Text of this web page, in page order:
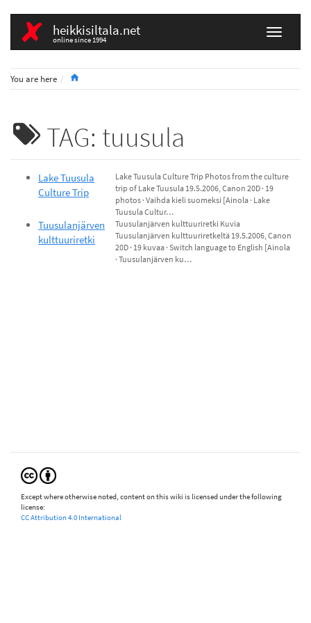
heikkisiltala.net
online since 1994
You are here
TAG: tuusula
Lake Tuusula
Culture Trip
Lake Tuusula Culture Trip Photos from the culture
trip of Lake Tuusula 19.5.2006, Canon 20D · 19
photos · Vaihda kieli suomeksi [Ainola · Lake
Tuusula Cultur…
Tuusulanjärven
kulttuuriretki
Tuusulanjärven kulttuuriretki Kuvia
Tuusulanjärven kulttuuriretkeltä 19.5.2006, Canon
20D · 19 kuvaa · Switch language to English [Ainola
· Tuusulanjärven ku…
Except where otherwise noted, content on this wiki is licensed under the following
license:
CC Attribution 4.0 International